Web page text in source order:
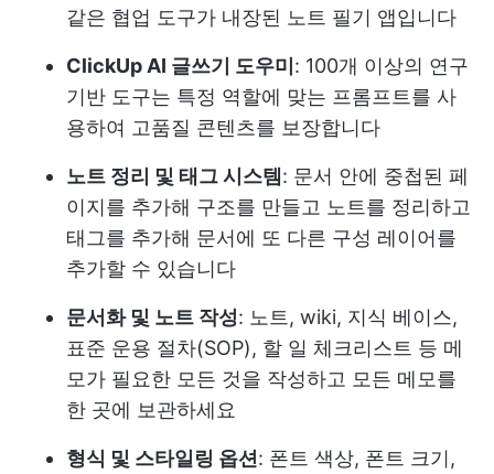
같은 협업 도구가 내장된 노트 필기 앱입니다
ClickUp AI 글쓰기 도우미 : 100개 이상의 연구
기반 도구는 특정 역할에 맞는 프롬프트를 사
용하여 고품질 콘텐츠를 보장합니다
노트 정리 및 태그 시스템 : 문서 안에 중첩된 페
이지를 추가해 구조를 만들고 노트를 정리하고
태그를 추가해 문서에 또 다른 구성 레이어를
추가할 수 있습니다
문서화 및 노트 작성: 노트, wiki, 지식 베이스,
표준 운용 절차(SOP), 할 일 체크리스트 등 메
모가 필요한 모든 것을 작성하고 모든 메모를
한 곳에 보관하세요
형식 및 스타일링 옵션: 폰트 색상, 폰트 크기,